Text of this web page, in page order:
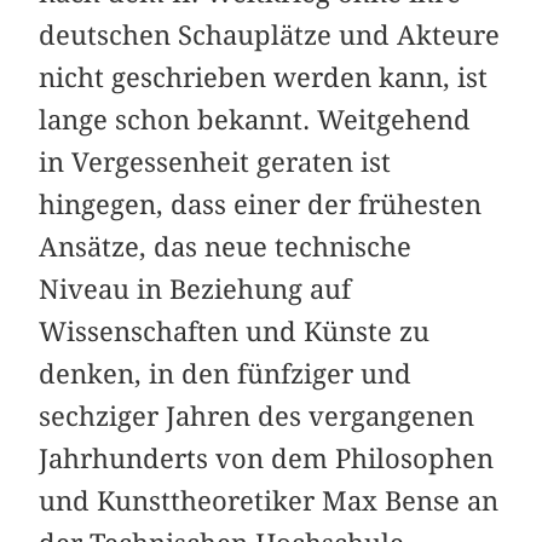
deutschen Schauplätze und Akteure
nicht geschrieben werden kann, ist
lange schon bekannt. Weitgehend
in Vergessenheit geraten ist
hingegen, dass einer der frühesten
Ansätze, das neue technische
Niveau in Beziehung auf
Wissenschaften und Künste zu
denken, in den fünfziger und
sechziger Jahren des vergangenen
Jahrhunderts von dem Philosophen
und Kunsttheoretiker Max Bense an